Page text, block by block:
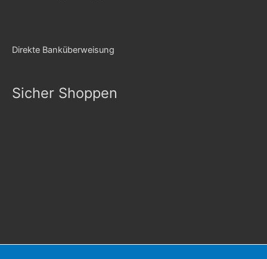
Direkte Banküberweisung
Sicher Shoppen